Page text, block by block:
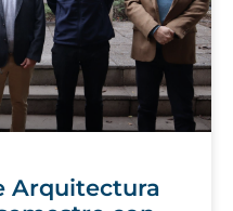
Arquitectura